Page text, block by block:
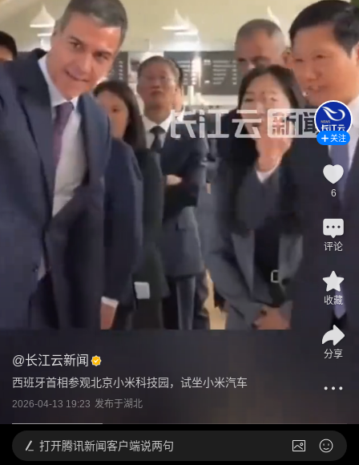
@长江云新闻
西班牙首相参观北京小米科技园，试坐小米汽车
2026-04-13 19:23 发布于湖北
关注
6
评论
收藏
分享
打开腾讯新闻客户端说两句